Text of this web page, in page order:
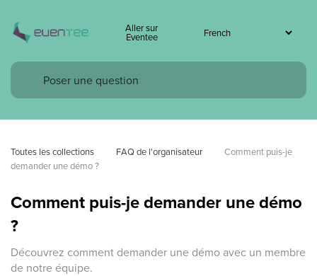
Aller sur
Eventee
Toutes les collections FAQ de l'organisateur
Comment puis-je
demander une démo ?
Comment puis-je demander une démo
?
Découvrez comment demander une démo avec un membre
de notre équipe.